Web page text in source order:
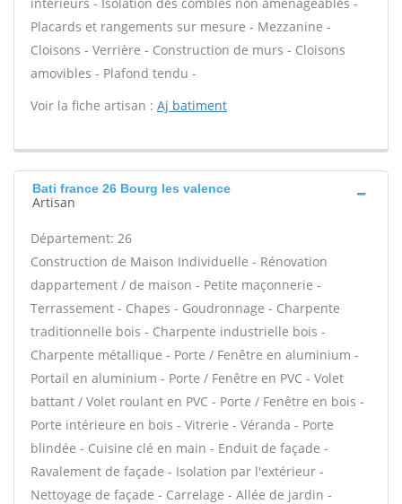
Placards et rangements sur mesure - Mezzanine -
Cloisons - Verrière - Construction de murs - Cloisons
amovibles - Plafond tendu -
Voir la fiche artisan : Aj batiment
Bati france 26 Bourg les valence
Artisan
Département: 26
Construction de Maison Individuelle - Rénovation
dappartement / de maison - Petite maçonnerie -
Terrassement - Chapes - Goudronnage - Charpente
traditionnelle bois - Charpente industrielle bois -
Charpente métallique - Porte / Fenêtre en aluminium -
Portail en aluminium - Porte / Fenêtre en PVC - Volet
battant / Volet roulant en PVC - Porte / Fenêtre en bois -
Porte intérieure en bois - Vitrerie - Véranda - Porte
blindée - Cuisine clé en main - Enduit de façade -
Ravalement de façade - Isolation par l'extérieur -
Nettoyage de façade - Carrelage - Allée de jardin -